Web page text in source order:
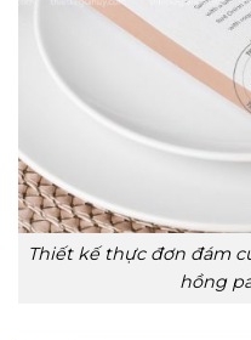
Thiết kế thực đơn đám
hồng